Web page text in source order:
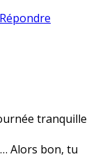
Répondre
tranquille
Alors bon, tu